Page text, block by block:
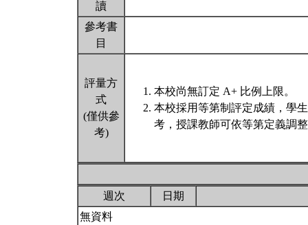
讀
參考書
目
評量方
式
(僅供參
考)
本校尚無訂定 A+ 比例上限。
本校採用等第制評定成績，學
考，授課教師可依等第定義調
週次
日期
無資料